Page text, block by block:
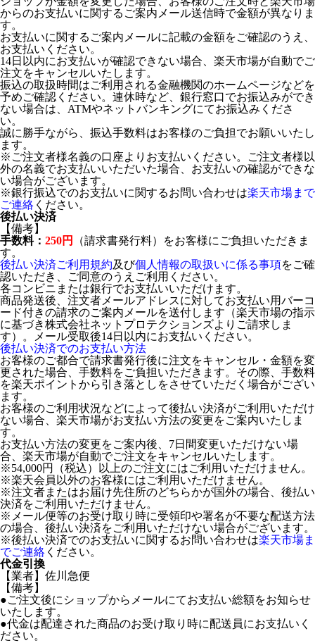
からのお支払いに関するご案内メール送信時で金額が異なりま
す。
お支払いに関するご案内メールに記載の金額をご確認のうえ、
お支払いください。
14日以内にお支払いが確認できない場合、楽天市場が自動でご
注文をキャンセルいたします。
振込の取扱時間はご利用される金融機関のホームページなどを
予めご確認ください。連休時など、銀行窓口でお振込みができ
ない場合は、ATMやネットバンキングにてお振込みくださ
い。
誠に勝手ながら、振込手数料はお客様のご負担でお願いいたし
ます。
※ご注文者様名義の口座よりお支払いください。ご注文者様以
外の名義でお支払いいただいた場合、お支払いの確認ができな
い場合がございます。
※銀行振込でのお支払いに関するお問い合わせは楽天市場まで
ご連絡 ください。
後払い決済
【備考】
手数料： 250円
（請求書発行料）をお客様にご負担いただきま
す。
後払い決済ご利用規約及び個人情報の取扱いに係る事項をご確
認いただき、ご同意のうえご利用ください。
各コンビニまたは銀行でお支払いいただけます。
商品発送後、注文者メールアドレスに対してお支払い用バーコ
ード付きの請求のご案内メールを送付します（楽天市場の指示
に基づき株式会社ネットプロテクションズよりご請求しま
す）。メール受取後14日以内にお支払いください。
後払い決済でのお支払い方法
お客様のご都合で請求書発行後に注文をキャンセル・金額を変
更された場合、手数料をご負担いただきます。その際、手数料
を楽天ポイントから引き落としをさせていただく場合がござい
ます。
お客様のご利用状況などによって後払い決済がご利用いただけ
ない場合、楽天市場がお支払い方法の変更をご案内いたしま
す。
お支払い方法の変更をご案内後、7日間変更いただけない場
合、楽天市場が自動でご注文をキャンセルいたします。
※54,000円（税込）以上のご注文にはご利用いただけません。
※楽天会員以外のお客様にはご利用いただけません。
※注文者またはお届け先住所のどちらかが国外の場合、後払い
決済をご利用いただけません。
※メール便等のお受け取り時に受領印や署名が不要な配送方法
の場合、後払い決済をご利用いただけない場合がございます。
※後払い決済でのお支払いに関するお問い合わせは楽天市場ま
でご連絡 ください。
代金引換
【業者】佐川急便
【備考】
●ご注文後にショップからメールにてお支払い総額をお知らせ
いたします。
●代金は配達された商品のお受け取り時に配送員にお支払いく
ださい。